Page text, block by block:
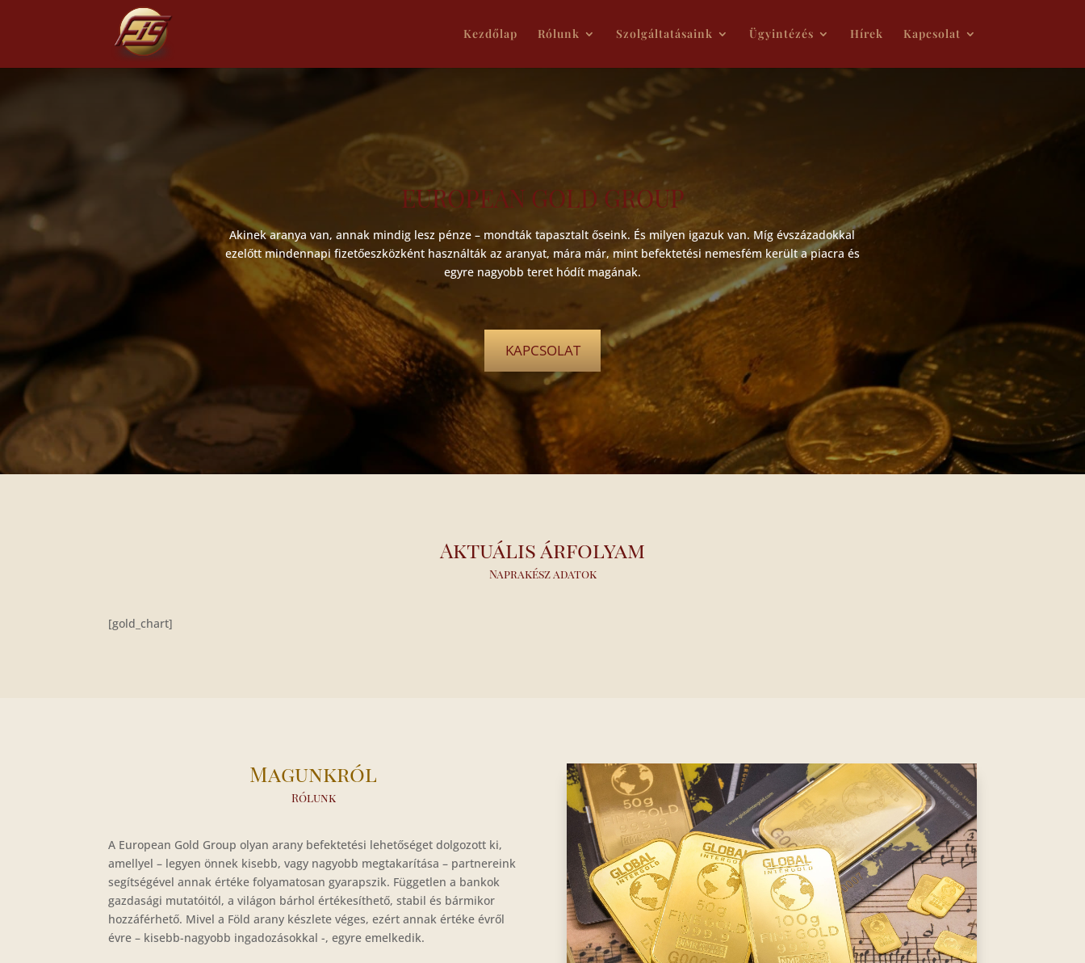
Kezdőlap Rólunk Szolgáltatásaink Ügyintézés Hírek Kapcsolat
EUROPEAN GOLD GROUP
Akinek aranya van, annak mindig lesz pénze – mondták tapasztalt őseink. És milyen igazuk van. Míg évszázadokkal
ezelőtt mindennapi fizetőeszközként használták az aranyat, mára már, mint befektetési nemesfém került a piacra és
egyre nagyobb teret hódít magának.
KAPCSOLAT
Aktuális árfolyam
Naprakész adatok
[gold_chart]
Magunkról
Rólunk
A European Gold Group olyan arany befektetési lehetőséget dolgozott ki,
amellyel – legyen önnek kisebb, vagy nagyobb megtakarítása – partnereink
segítségével annak értéke folyamatosan gyarapszik. Független a bankok
gazdasági mutatóitól, a világon bárhol értékesíthető, stabil és bármikor
hozzáférhető. Mivel a Föld arany készlete véges, ezért annak értéke évről
évre – kisebb-nagyobb ingadozásokkal -, egyre emelkedik.